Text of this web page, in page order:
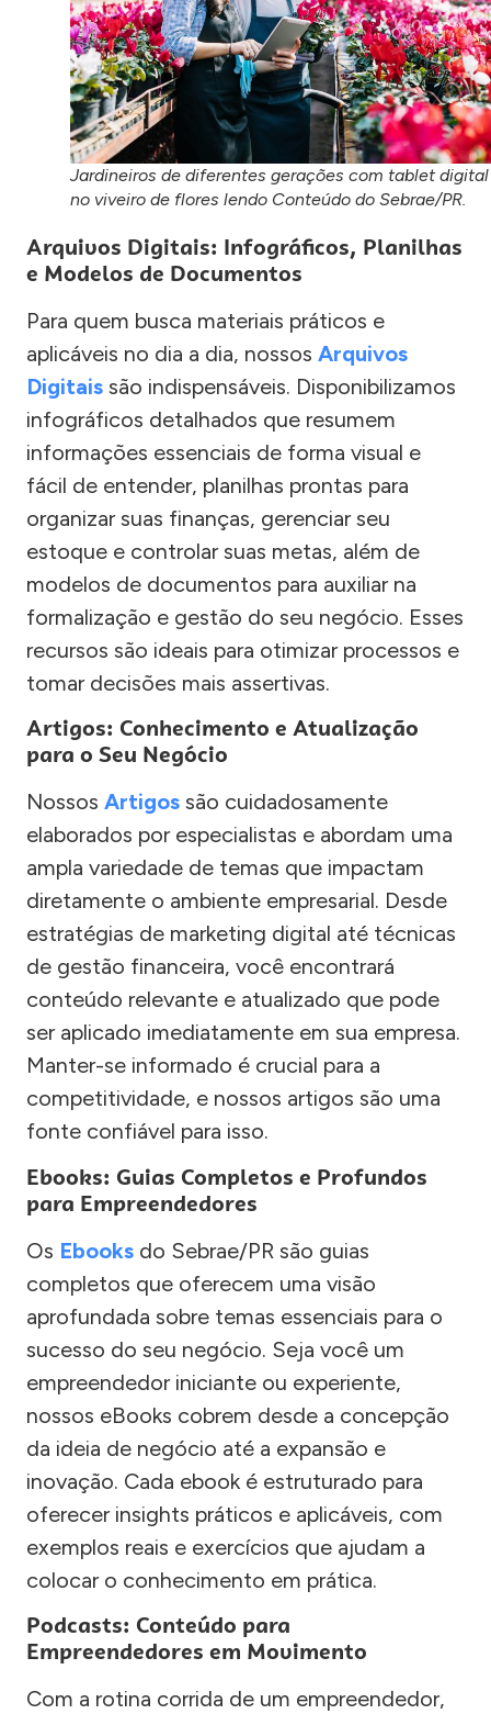
Jardineiros de diferentes gerações com tablet digital
no viveiro de flores lendo Conteúdo do Sebrae/PR.
Arquivos Digitais: Infográficos, Planilhas
e Modelos de Documentos
Para quem busca materiais práticos e
aplicáveis no dia a dia, nossos Arquivos
Digitais são indispensáveis. Disponibilizamos
infográficos detalhados que resumem
informações essenciais de forma visual e
fácil de entender, planilhas prontas para
organizar suas finanças, gerenciar seu
estoque e controlar suas metas, além de
modelos de documentos para auxiliar na
formalização e gestão do seu negócio. Esses
recursos são ideais para otimizar processos e
tomar decisões mais assertivas.
Artigos: Conhecimento e Atualização
para o Seu Negócio
Nossos Artigos são cuidadosamente
elaborados por especialistas e abordam uma
ampla variedade de temas que impactam
diretamente o ambiente empresarial. Desde
estratégias de marketing digital até técnicas
de gestão financeira, você encontrará
conteúdo relevante e atualizado que pode
ser aplicado imediatamente em sua empresa.
Manter-se informado é crucial para a
competitividade, e nossos artigos são uma
fonte confiável para isso.
Ebooks: Guias Completos e Profundos
para Empreendedores
Os Ebooks do Sebrae/PR são guias
completos que oferecem uma visão
aprofundada sobre temas essenciais para o
sucesso do seu negócio. Seja você um
empreendedor iniciante ou experiente,
nossos eBooks cobrem desde a concepção
da ideia de negócio até a expansão e
inovação. Cada ebook é estruturado para
oferecer insights práticos e aplicáveis, com
exemplos reais e exercícios que ajudam a
colocar o conhecimento em prática.
Podcasts: Conteúdo para
Empreendedores em Movimento
Com a rotina corrida de um empreendedor,